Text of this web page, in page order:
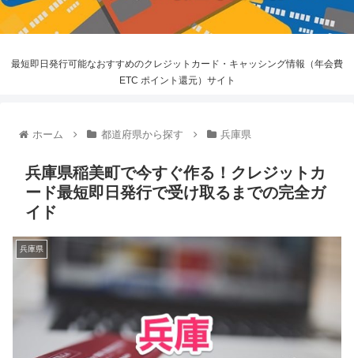
最短即日発行可能なおすすめのクレジットカード・キャッシング情報（年会費
ETC ポイント還元）サイト
ホーム 都道府県から探す 兵庫県
兵庫県稲美町で今すぐ作る！クレジットカ
ード最短即日発行で受け取るまでの完全ガ
イド
兵庫県